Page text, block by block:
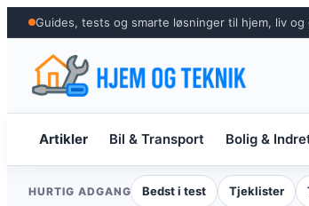
Spring
til
indhold
Guides, tests og smarte løsninger til hjem, liv og
Artikler Bil & Transport Bolig &
HURTIG ADGANG Bedst i test Tjeklister